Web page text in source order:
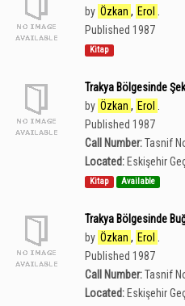
by Özkan , Erol
Published 1987
Kitap
Trakya Bölgesinde
by Özkan , Erol
Published 1987
Call Number:Tasnif
Located: Eskişehir
Kitap Available
Trakya Bölgesinde
by Özkan , Erol
Published 1987
Call Number:Tasnif
Located: Eskişehir